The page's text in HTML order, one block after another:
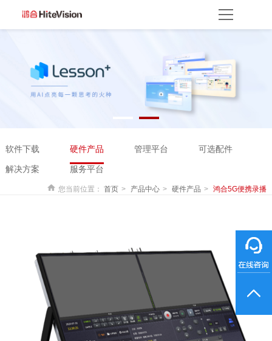
产品方案
关于鸿合
企业动态
联系我们
监督举报
鸿合海外
软件下载 硬件产品 管理平台 可选配件
解决方案 服务平台
您当前位置： 首页 产品中心 硬件产品 鸿合5G便携录播